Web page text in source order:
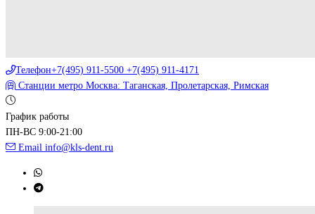
Телефон+7(495) 911-5500 +7(495) 911-4171
Станции метро Москва: Таганская, Пролетарская, Римская
График работы
ПН-ВС 9:00-21:00
Email info@kls-dent.ru